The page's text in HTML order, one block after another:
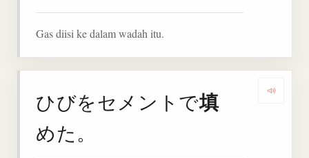
Gas diisi ke dalam wadah itu.
ひびをセメントで填
めた。